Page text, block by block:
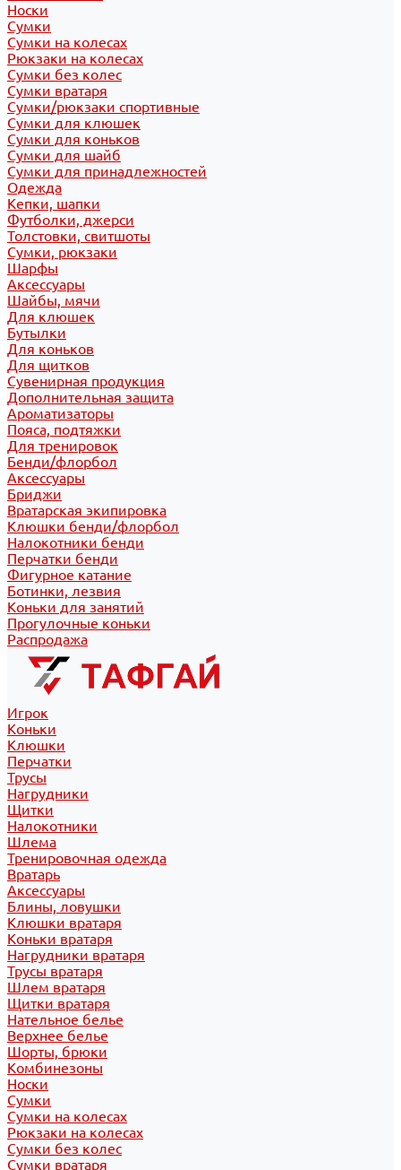
Носки
Сумки
Сумки на колесах
Рюкзаки на колесах
Сумки без колес
Сумки вратаря
Сумки/рюкзаки спортивные
Сумки для клюшек
Сумки для коньков
Сумки для шайб
Сумки для принадлежностей
Одежда
Кепки, шапки
Футболки, джерси
Толстовки, свитшоты
Сумки, рюкзаки
Шарфы
Аксессуары
Шайбы, мячи
Для клюшек
Бутылки
Для коньков
Для щитков
Сувенирная продукция
Дополнительная защита
Ароматизаторы
Пояса, подтяжки
Для тренировок
Бенди/флорбол
Аксессуары
Бриджи
Вратарская экипировка
Клюшки бенди/флорбол
Налокотники бенди
Перчатки бенди
Фигурное катание
Ботинки, лезвия
Коньки для занятий
Прогулочные коньки
Распродажа
Игрок
Коньки
Клюшки
Перчатки
Трусы
Нагрудники
Щитки
Налокотники
Шлема
Тренировочная одежда
Вратарь
Аксессуары
Блины, ловушки
Клюшки вратаря
Коньки вратаря
Нагрудники вратаря
Трусы вратаря
Шлем вратаря
Щитки вратаря
Нательное белье
Верхнее белье
Шорты, брюки
Комбинезоны
Носки
Сумки
Сумки на колесах
Рюкзаки на колесах
Сумки без колес
Сумки вратаря